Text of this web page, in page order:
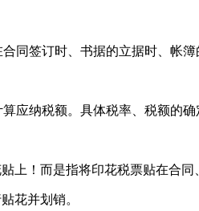
同签订时、书据的立据时、帐
应纳税额。具体税率、税额的
上！而是指将印花税票贴在合同
花并划销。